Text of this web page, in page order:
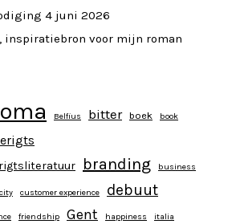
4 juni 2026
inspiratiebron voor mijn roman
Belfius bitter boek book
branding business
customer experience debuut
friendship Gent happiness italia